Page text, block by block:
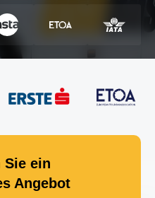
Sie ein
Angebot